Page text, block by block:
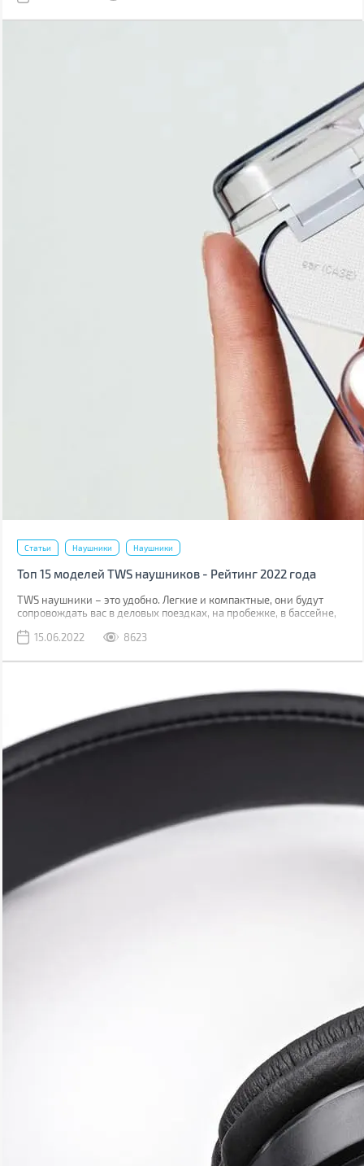
Статьи Наушники Наушники
Топ 15 моделей TWS наушников - Рейтинг 2022 года
TWS наушники – это удобно. Легкие и компактные, они будут
сопровождать вас в деловых поездках, на пробежке, в бассейне,
качеству звука проводным моделям, но все ли могут услышать
сегментах, которые актуальны в мае 2022. В каждом из них есть
15.06.2022 8623